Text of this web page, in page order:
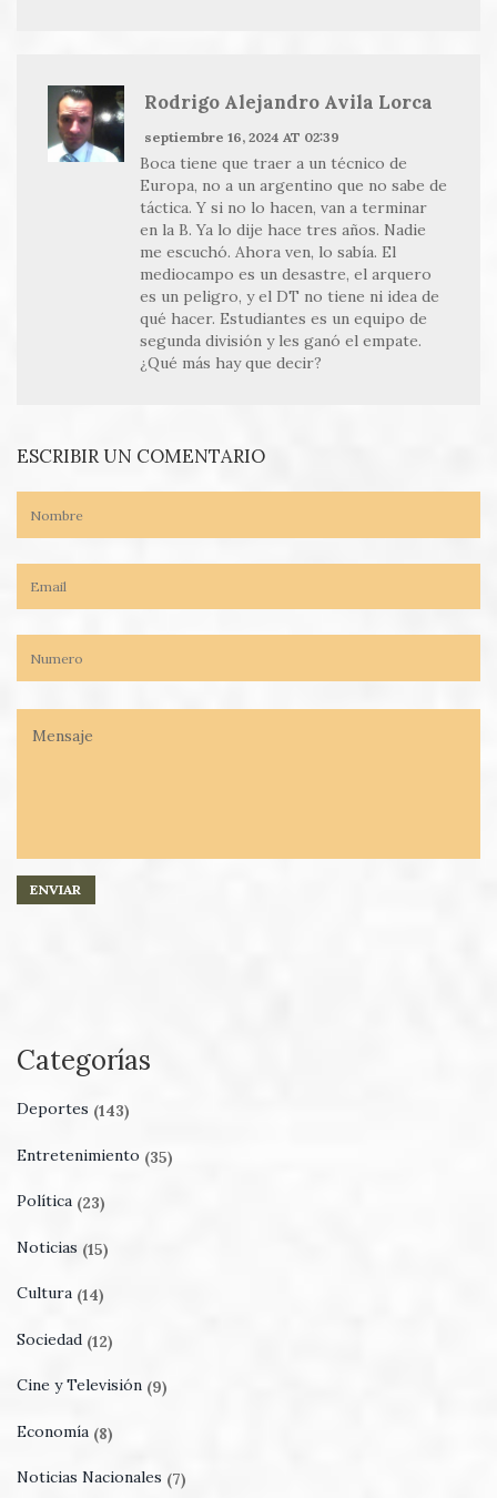
Rodrigo Alejandro Avila Lorca
septiembre 16, 2024 AT 02:39
Boca tiene que traer a un técnico de
Europa, no a un argentino que no sabe de
táctica. Y si no lo hacen, van a terminar
en la B. Ya lo dije hace tres años. Nadie
me escuchó. Ahora ven, lo sabía. El
mediocampo es un desastre, el arquero
es un peligro, y el DT no tiene ni idea de
qué hacer. Estudiantes es un equipo de
segunda división y les ganó el empate.
¿Qué más hay que decir?
ESCRIBIR UN COMENTARIO
Categorías
Deportes (143)
Entretenimiento (35)
Política (23)
Noticias (15)
Cultura (14)
Sociedad (12)
Cine y Televisión (9)
Economía (8)
Noticias Nacionales (7)